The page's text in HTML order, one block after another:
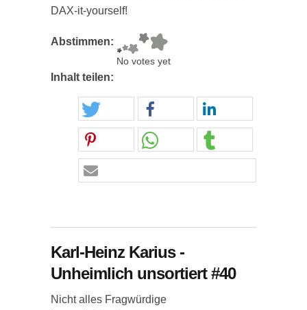
DAX-it-yourself!
Abstimmen:
No votes yet
Inhalt teilen:
Karl-Heinz Karius -
Unheimlich unsortiert #40
Nicht alles Fragwürdige